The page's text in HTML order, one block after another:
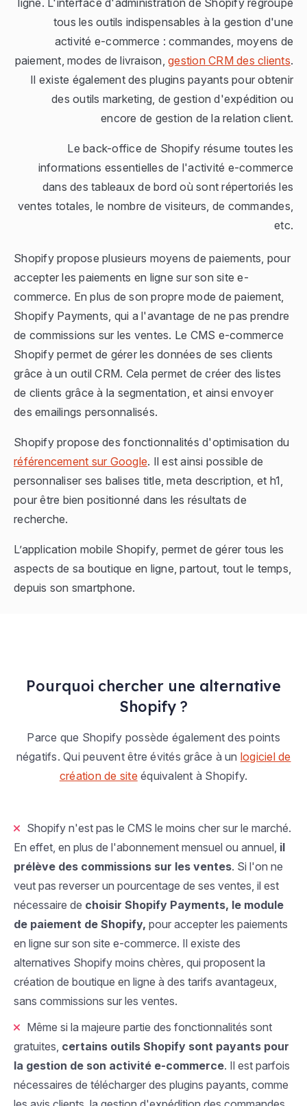
ligne. L'interface d'administration de Shopify regroupe
tous les outils indispensables à la gestion d'une
activité e-commerce : commandes, moyens de
paiement, modes de livraison, gestion CRM des clients.
Il existe également des plugins payants pour obtenir
des outils marketing, de gestion d'expédition ou
encore de gestion de la relation client.
Le back-office de Shopify résume toutes les
informations essentielles de l'activité e-commerce
dans des tableaux de bord où sont répertoriés les
ventes totales, le nombre de visiteurs, de commandes,
etc.
Shopify propose plusieurs moyens de paiements, pour
accepter les paiements en ligne sur son site e-
commerce. En plus de son propre mode de paiement,
Shopify Payments, qui a l'avantage de ne pas prendre
de commissions sur les ventes. Le CMS e-commerce
Shopify permet de gérer les données de ses clients
grâce à un outil CRM. Cela permet de créer des listes
de clients grâce à la segmentation, et ainsi envoyer
des emailings personnalisés.
Shopify propose des fonctionnalités d'optimisation du
référencement sur Google. Il est ainsi possible de
personnaliser ses balises title, meta description, et h1,
pour être bien positionné dans les résultats de
recherche.
L’application mobile Shopify, permet de gérer tous les
aspects de sa boutique en ligne, partout, tout le temps,
depuis son smartphone.
Pourquoi chercher une alternative
Shopify ?
Parce que Shopify possède également des points
négatifs. Qui peuvent être évités grâce à un logiciel de
création de site équivalent à Shopify.
Shopify n'est pas le CMS le moins cher sur le marché.
En effet, en plus de l'abonnement mensuel ou annuel, il
prélève des commissions sur les ventes. Si l'on ne
veut pas reverser un pourcentage de ses ventes, il est
nécessaire de choisir Shopify Payments, le module
de paiement de Shopify, pour accepter les paiements
en ligne sur son site e-commerce. Il existe des
alternatives Shopify moins chères, qui proposent la
création de boutique en ligne à des tarifs avantageux,
sans commissions sur les ventes.
Même si la majeure partie des fonctionnalités sont
gratuites, certains outils Shopify sont payants pour
la gestion de son activité e-commerce. Il est parfois
nécessaires de télécharger des plugins payants, comme